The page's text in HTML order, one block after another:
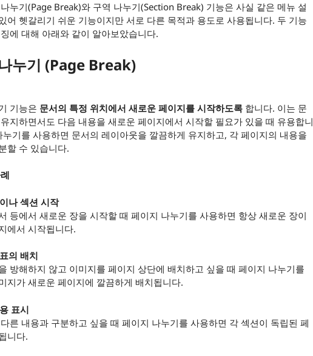
누기(Page Break)와 구역 나누기(Section Break) 기능은 사실 같은 메뉴 설
어 헷갈리기 쉬운 기능이지만 서로 다른 목적과 용도로 사용됩니다. 두 기능
에 대해 아래와 같이 알아보았습니다.
누기 (Page Break)
기능은 문서의 특정 위치에서 새로운 페이지를 시작하도록 합니다. 이는 문
지하면서도 다음 내용을 새로운 페이지에서 시작할 필요가 있을 때 유용합니
누기를 사용하면 문서의 레이아웃을 깔끔하게 유지하고, 각 페이지의 내용을
할 수 있습니다.
나 섹션 시작
등에서 새로운 장을 시작할 때 페이지 나누기를 사용하면 항상 새로운 장이
에서 시작됩니다.
의 배치
방해하지 않고 이미지를 페이지 상단에 배치하고 싶을 때 페이지 나누기를
지가 새로운 페이지에 깔끔하게 배치됩니다.
표시
른 내용과 구분하고 싶을 때 페이지 나누기를 사용하면 각 섹션이 독립된 페
니다.